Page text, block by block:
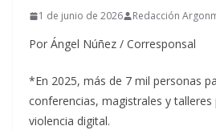
1 de junio de 2026 Redacción
Por Ángel Núñez / Corresponsal
*En 2025, más de 7 mil personas
conferencias, magistrales y talleres
violencia digital.